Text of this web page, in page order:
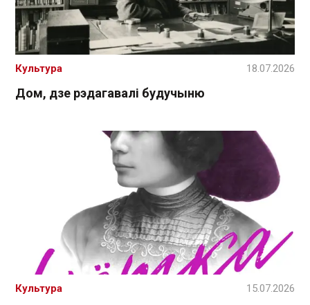
Дом, дзе рэдагавалі будучыню
Культура 18.07.2026
Культура 15.07.2026